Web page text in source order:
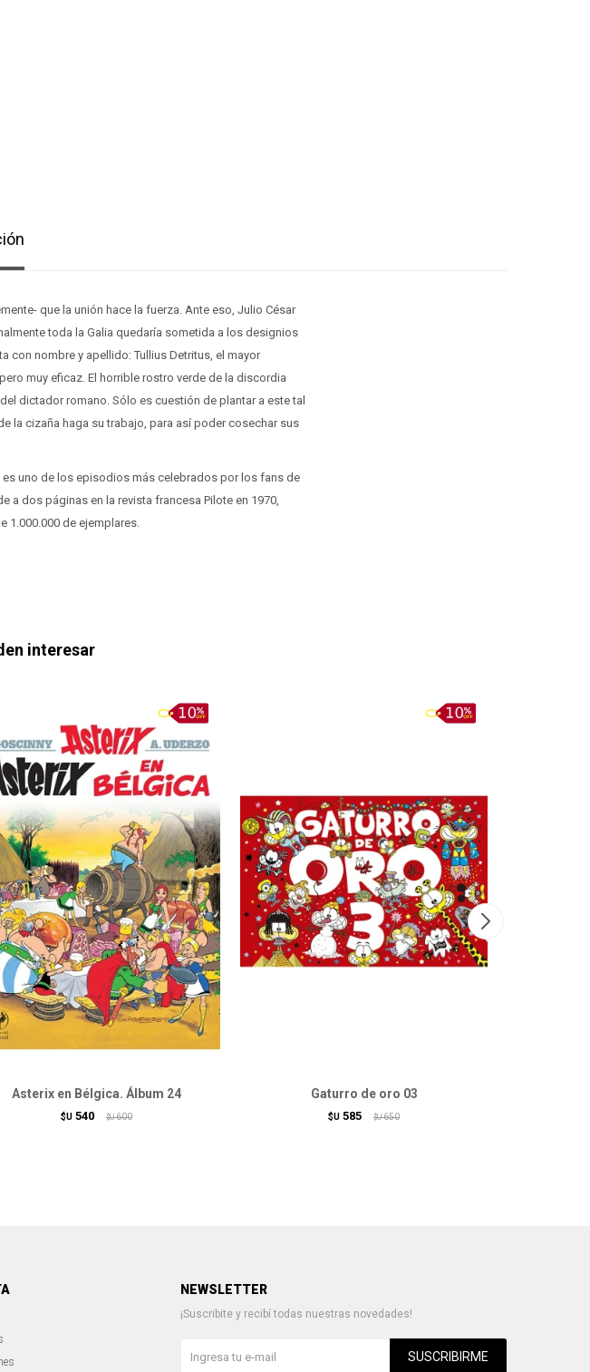
que la unión hace la fuerza. Ante eso, Julio César
toda la Galia quedaría sometida a los designios
con nombre y apellido: Tullius Detritus, el mayor
muy eficaz. El horrible rostro verde de la discordia
dictador romano. Sólo es cuestión de plantar a este tal
la cizaña haga su trabajo, para así poder cosechar sus
uno de los episodios más celebrados por los fans de
a dos páginas en la revista francesa Pilote en 1970,
1.000.000 de ejemplares.
interesar
Asterix en Bélgica. Álbum 24
$U 540 $U 600
Gaturro de oro 03
$U 585 $U 650
NEWSLETTER
¡Suscribite y recibí todas nuestras novedades!
SUSCRIBIRME